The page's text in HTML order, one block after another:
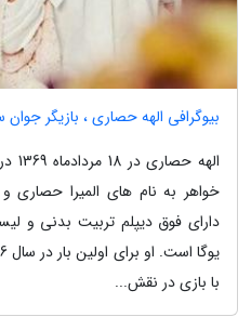
بیوگرافی الهه حصاری ، بازیگر جوان
خواهر به نام های المیرا حصاری
دارای فوق دیپلم تربیت بدنی و
با بازی در نقش...